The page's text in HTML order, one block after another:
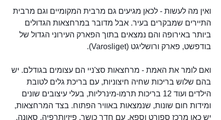
ואין מה לעשות - לכאן מגיעים גם מרבית המקומיים וגם מרבית
התיירים שמבקרים בעיר. אבל מדובר במרחצאות הגדולים
ביותר באירופה והם נמצאים בתוך הפארק העירוני הגדול של
בודפשט, פארק ורושליגט (Varosliget).
ואם לומר את האמת - מרחצאות סצ'ניי הם עצומים בגודלם. יש
בהם שלוש בריכות שחיה חיצוניות, עם בריכת גלים לטובת
הילדים ועוד 12 בריכות תרמו-מינרליות, בעלי עיצובים שונים
ומידות חום שונות, שנמצאות באוויר הפתוח. בצד המרחצאות,
יש כאן מרכז ספורט וספא, עם חדר כושר, פיזיותרפיה, סאונה,